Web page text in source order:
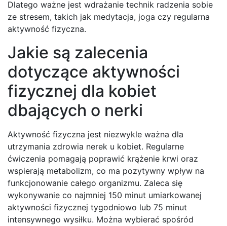
Dlatego ważne jest wdrażanie technik radzenia sobie
ze stresem, takich jak medytacja, joga czy regularna
aktywność fizyczna.
Jakie są zalecenia
dotyczące aktywności
fizycznej dla kobiet
dbających o nerki
Aktywność fizyczna jest niezwykle ważna dla
utrzymania zdrowia nerek u kobiet. Regularne
ćwiczenia pomagają poprawić krążenie krwi oraz
wspierają metabolizm, co ma pozytywny wpływ na
funkcjonowanie całego organizmu. Zaleca się
wykonywanie co najmniej 150 minut umiarkowanej
aktywności fizycznej tygodniowo lub 75 minut
intensywnego wysiłku. Można wybierać spośród